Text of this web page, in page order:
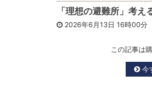
「理想の避難所」考
2026年6月13日 16時00分
この記事は
今